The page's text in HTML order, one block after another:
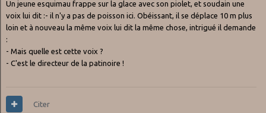
Un jeune esquimau frappe sur la glace avec son piolet, et soudain une
voix lui dit :- il n'y a pas de poisson ici. Obéissant, il se déplace 10 m plus
loin et à nouveau la même voix lui dit la même chose, intrigué il demande
:
- Mais quelle est cette voix ?
- C'est le directeur de la patinoire !
Citer